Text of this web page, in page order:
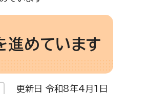
進めています
更新日 令和8年4月1日